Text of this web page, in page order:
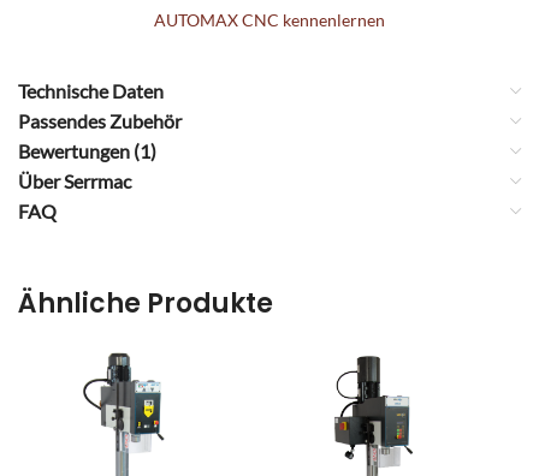
AUTOMAX CNC kennenlernen
Technische Daten
Passendes Zubehör
Bewertungen (1)
Über Serrmac
FAQ
Ähnliche Produkte